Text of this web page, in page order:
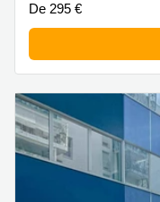
De 295 €